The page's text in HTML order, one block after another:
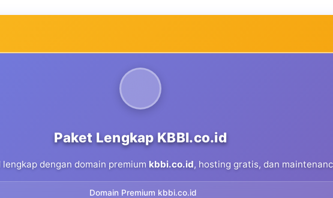
Paket Lengkap KBBI.co.id
dengan domain premium kbbi.co.id, hosting gratis, dan
Domain Premium kbbi.co.id